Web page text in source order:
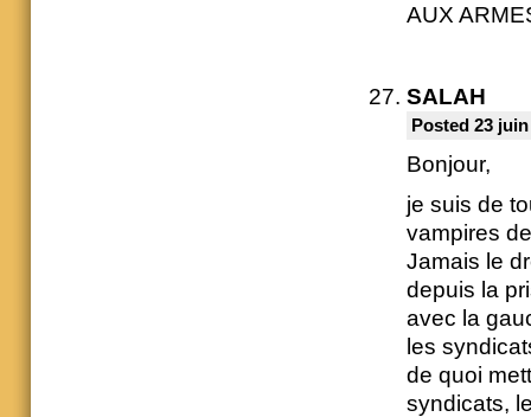
AUX
SALAH
Posted 23
Bonjour,
je suis de
vampires
Jamais le
depuis la
avec la
les
de quoi
syndicats,